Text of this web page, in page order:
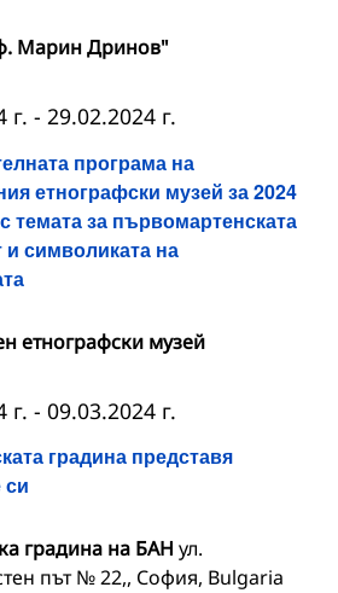
Марин Дринов"
програма на
етнографски музей за 2024
темата за първомартенската
и символиката на
г. - 29.02.2024 г.
етнографски музей
градина представя
си
г. - 09.03.2024 г.
градина на БАН ул.
път № 22,, София, Bulgaria